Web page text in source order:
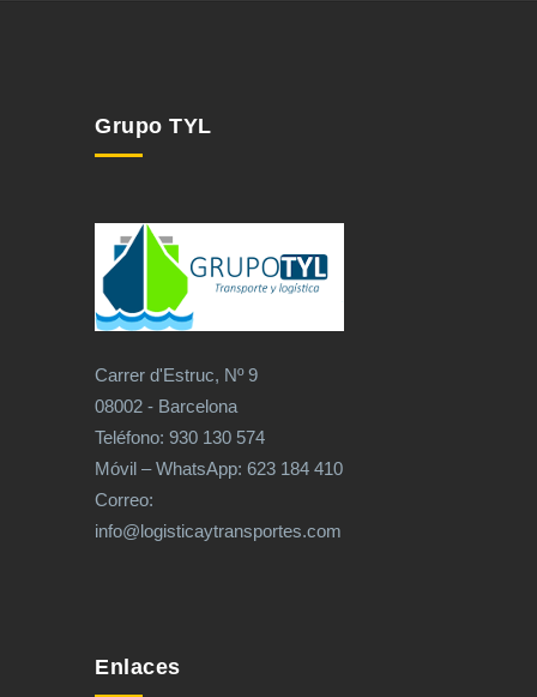
Grupo TYL
Carrer d'Estruc, Nº 9
08002 - Barcelona
Teléfono: 930 130 574
Móvil – WhatsApp: 623 184 410
Correo:
info@logisticaytransportes.com
Enlaces